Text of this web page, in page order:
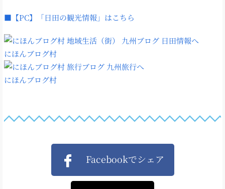
■【PC】「日田の観光情報」はこちら
にほんブログ村
にほんブログ村
Facebookでシェア